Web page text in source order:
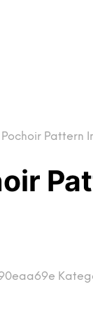
Pochoir Pattern